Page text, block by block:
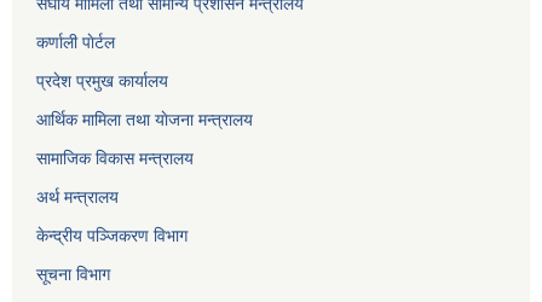
संघीय मामिला तथा सामान्य प्रशासन मन्त्रालय
कर्णाली पाेर्टल
प्रदेश प्रमुख कार्यालय
आर्थिक मामिला तथा याेजना मन्त्रालय
सामाजिक विकास मन्त्रालय
अर्थ मन्त्रालय
केन्द्रीय पञ्जिकरण विभाग
सूचना विभाग